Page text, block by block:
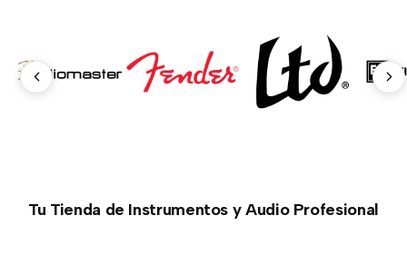
Tu Tienda de Instrumentos y Audio Profesional